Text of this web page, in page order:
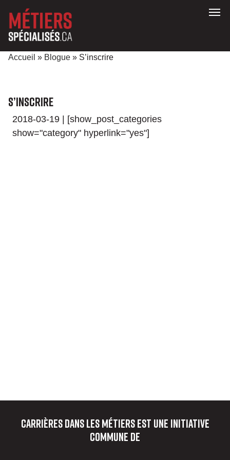
Accueil » Blogue » S’inscrire
S’inscrire
2018-03-19 | [show_post_categories
show="category" hyperlink="yes"]
Carrières dans les métiersest une initiative
commune de